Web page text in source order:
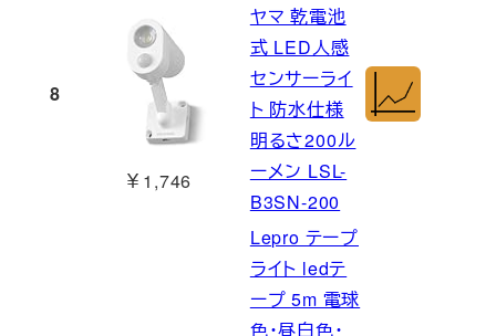
8
￥1,746
ヤマ 乾電池
式 LED人感
センサーライ
ト 防水仕様
明るさ200ル
ーメン LSL-
B3SN-200
Lepro テープ
ライト ledテ
ープ 5m 電球
色・昼白色・